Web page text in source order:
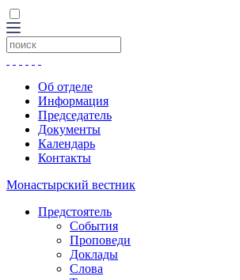
Об отделе
Информация
Председатель
Документы
Календарь
Контакты
Монастырский вестник
Предстоятель
События
Проповеди
Доклады
Слова